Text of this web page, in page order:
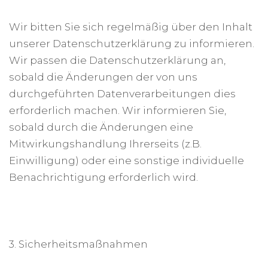
Wir bitten Sie sich regelmäßig über den Inhalt
unserer Datenschutzerklärung zu informieren.
Wir passen die Datenschutzerklärung an,
sobald die Änderungen der von uns
durchgeführten Datenverarbeitungen dies
erforderlich machen. Wir informieren Sie,
sobald durch die Änderungen eine
Mitwirkungshandlung Ihrerseits (z.B.
Einwilligung) oder eine sonstige individuelle
Benachrichtigung erforderlich wird.
3. Sicherheitsmaßnahmen